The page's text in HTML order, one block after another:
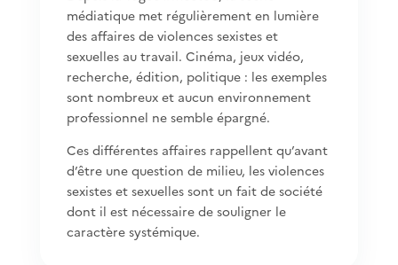
médiatique met régulièrement en lumière
des affaires de violences sexistes et
sexuelles au travail. Cinéma, jeux vidéo,
recherche, édition, politique : les exemples
sont nombreux et aucun environnement
professionnel ne semble épargné.
Ces différentes affaires rappellent qu’avant
d’être une question de milieu, les violences
sexistes et sexuelles sont un fait de société
dont il est nécessaire de souligner le
caractère systémique.